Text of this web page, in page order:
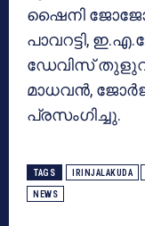
ഷൈനി ജോജോ,
പാവറട്ടി,
ഡേവിസ്
മാധവൻ,
പ്രസംഗിച്ചു.
TAGS IRINJALAKUDA
NEWS